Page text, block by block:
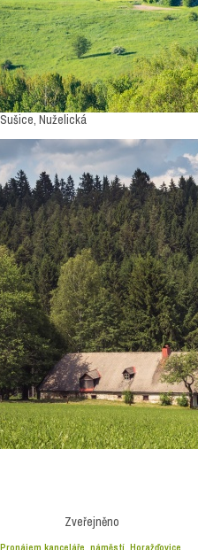
Zveřejněno
Pronájem mezonetového bytu s terasou,
Sušice
Sušice, Nuželická
Kč 12.000,00
Ložnic2
Koupelen1
Realitní kancelář
Šumava reality
Pronájem kancelář/obchod
Zveřejněno
Pronájem kanceláře, náměstí, Horažďovice